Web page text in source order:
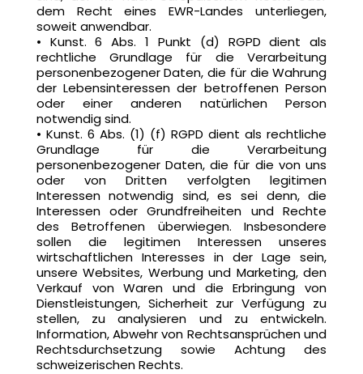
dem Recht eines EWR-Landes unterliegen,
soweit anwendbar.
• Kunst. 6 Abs. 1 Punkt (d) RGPD dient als
rechtliche Grundlage für die Verarbeitung
personenbezogener Daten, die für die Wahrung
der Lebensinteressen der betroffenen Person
oder einer anderen natürlichen Person
notwendig sind.
• Kunst. 6 Abs. (1) (f) RGPD dient als rechtliche
Grundlage für die Verarbeitung
personenbezogener Daten, die für die von uns
oder von Dritten verfolgten legitimen
Interessen notwendig sind, es sei denn, die
Interessen oder Grundfreiheiten und Rechte
des Betroffenen überwiegen. Insbesondere
sollen die legitimen Interessen unseres
wirtschaftlichen Interesses in der Lage sein,
unsere Websites, Werbung und Marketing, den
Verkauf von Waren und die Erbringung von
Dienstleistungen, Sicherheit zur Verfügung zu
stellen, zu analysieren und zu entwickeln.
Information, Abwehr von Rechtsansprüchen und
Rechtsdurchsetzung sowie Achtung des
schweizerischen Rechts.